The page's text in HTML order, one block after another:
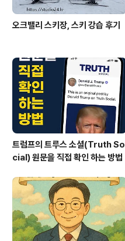
오크밸리 스키장, 스키 강습 후기
트럼프의 트루스 소셜(Truth So
cial) 원문을 직접 확인 하는 방법